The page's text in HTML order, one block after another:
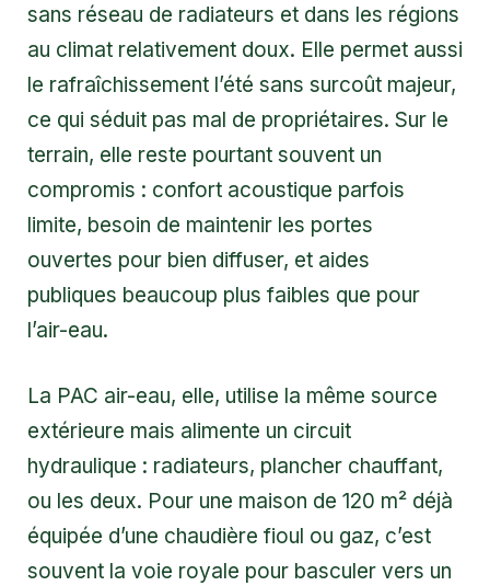
sans réseau de radiateurs et dans les régions
au climat relativement doux. Elle permet aussi
le rafraîchissement l’été sans surcoût majeur,
ce qui séduit pas mal de propriétaires. Sur le
terrain, elle reste pourtant souvent un
compromis : confort acoustique parfois
limite, besoin de maintenir les portes
ouvertes pour bien diffuser, et aides
publiques beaucoup plus faibles que pour
l’air-eau.
La PAC air-eau, elle, utilise la même source
extérieure mais alimente un circuit
hydraulique : radiateurs, plancher chauffant,
ou les deux. Pour une maison de 120 m² déjà
équipée d’une chaudière fioul ou gaz, c’est
souvent la voie royale pour basculer vers un